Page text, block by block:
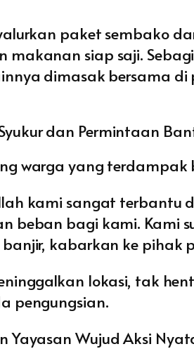
paket sembako
makanan siap saji.
dimasak bersama
dan Permintaan
warga yang
kami sangat terbantu
beban bagi kami. Kami
kabarkan ke pihak
lokasi, tak
pengungsian.
Yayasan Wujud Aksi